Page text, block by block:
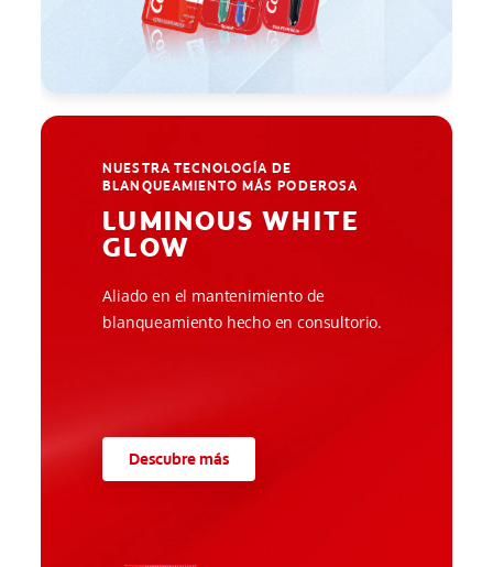
NUESTRA TECNOLOGÍA DE
BLANQUEAMIENTO MÁS PODEROSA
LUMINOUS WHITE
GLOW
Aliado en el mantenimiento de
blanqueamiento hecho en consultorio.
Descubre más